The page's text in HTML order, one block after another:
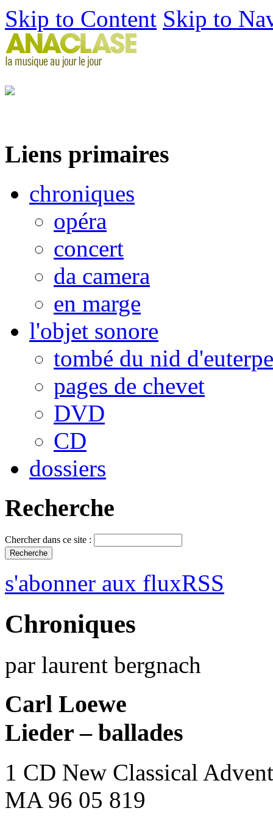
Skip to Content Skip to
Liens primaires
chroniques
opéra
concert
da camera
en marge
l'objet sonore
tombé du nid d'euterpe
pages de chevet
DVD
CD
dossiers
Recherche
Chercher dans ce site :
s'abonner aux fluxRSS
Chroniques
par laurent bergnach
Carl Loewe
Lieder – ballades
1 CD New Classical
MA 96 05 819